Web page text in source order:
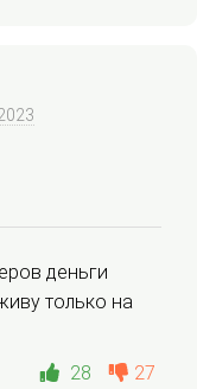
деньги
только на
28
27